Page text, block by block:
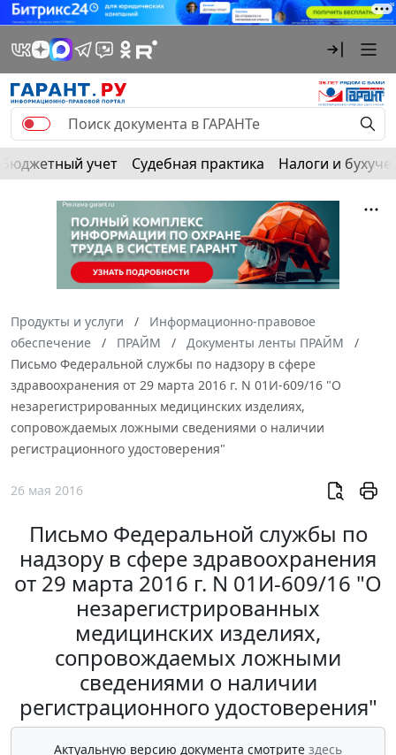
Бюджетный учет Судебная практика Налоги и
Продукты и услуги
Информационно-правовое
обеспечение
ПРАЙМ
Документы ленты ПРАЙМ
Письмо Федеральной службы по надзору в сфере
здравоохранения от 29 марта 2016 г. N 01И-609/16 "О
незарегистрированных медицинских изделиях,
сопровождаемых ложными сведениями о наличии
регистрационного удостоверения"
26 мая 2016
Письмо Федеральной службы по
надзору в сфере здравоохранения
от 29 марта 2016 г. N 01И-609/16 "О
незарегистрированных
медицинских изделиях,
сопровождаемых ложными
сведениями о наличии
регистрационного удостоверения"
Актуальную версию документа смотрите здесь